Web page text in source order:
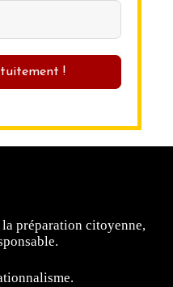
!
préparation citoyenne,